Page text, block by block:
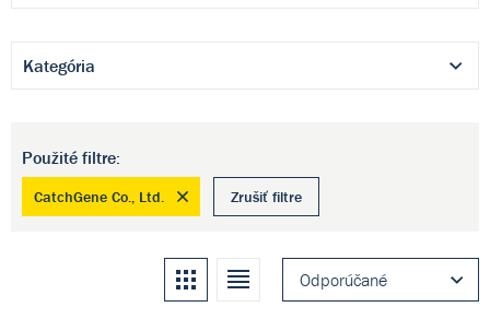
Kategória
Použité filtre:
CatchGene Co., Ltd. Zrušiť filtre
Odporúčané
Kachle Zoznam